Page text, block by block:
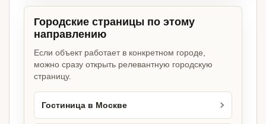
Городские страницы по этому
направлению
Если объект работает в конкретном городе,
можно сразу открыть релевантную городскую
страницу.
Гостиница в Москве